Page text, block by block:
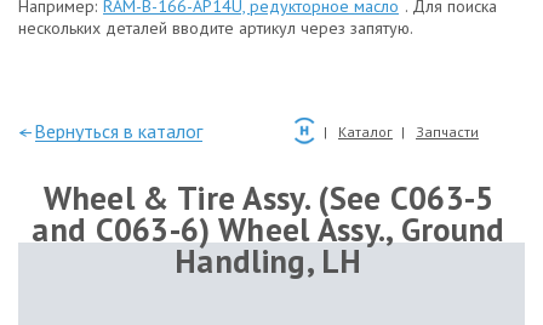
Например: RAM-B-166-AP14U, редукторное масло . Для поиска
нескольких деталей вводите артикул через запятую.
—Вернуться в каталог Каталог Запчасти
Wheel & Tire Assy. (See C063-5
and C063-6) Wheel Assy., Ground
Handling, LH